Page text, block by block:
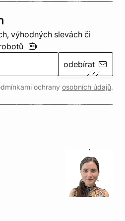
výhodných slevách či
odebírat
ochrany osobních údajů.